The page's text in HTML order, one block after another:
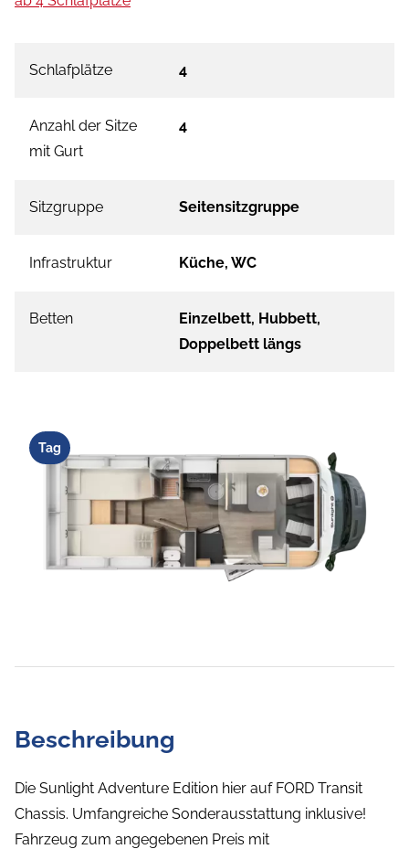
Schlafplätze 4
Anzahl der Sitze
mit Gurt
4
Sitzgruppe Seitensitzgruppe
Infrastruktur Küche, WC
Betten
Einzelbett, Hubbett,
Doppelbett längs
Tag
Beschreibung
Die Sunlight Adventure Edition hier auf FORD Transit
Chassis. Umfangreiche Sonderausstattung inklusive!
Fahrzeug zum angegebenen Preis mit